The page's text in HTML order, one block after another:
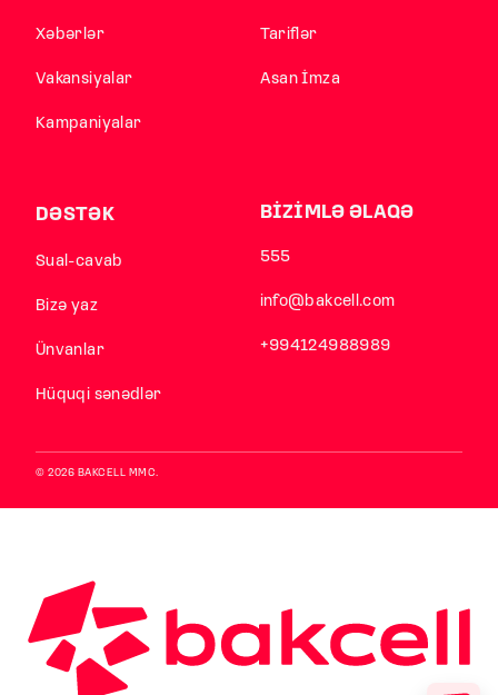
Xəbərlər
Vakansiyalar
Kampaniyalar
Tariflər
Asan İmza
DƏSTƏK
Sual-cavab
Bizə yaz
Ünvanlar
Hüquqi sənədlər
BİZİMLƏ ƏLAQƏ
555
info@bakcell.com
+994124988989
© 2026 BAKCELL MMC.